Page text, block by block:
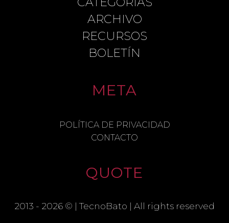
COMMENT
WEBSITE IN THIS BROWSER FOR THE
NEXT TIME I COMMENT.
ARCHIVO
RECURSOS
BOLETÍN
META
POLÍTICA DE PRIVACIDAD
CONTACTO
QUOTE
2013 - 2026 © |TecnoBato | All rights reserved